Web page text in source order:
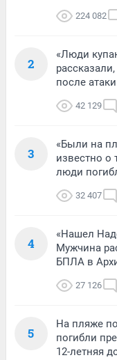
224 082
2
«Люди
после
42 129
3
«Были на
известно о
люди
32 407
4
«Нашел
Мужчина
БПЛА в
27 126
5
На пляже
погибли
12-летняя